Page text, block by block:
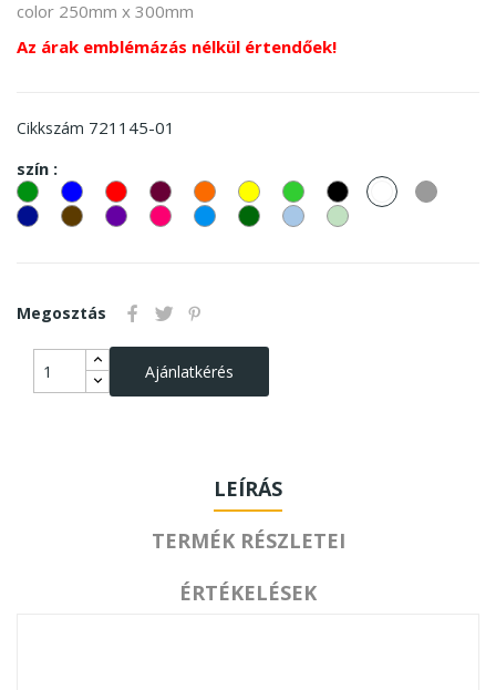
color 250mm x 300mm
Az árak emblémázás nélkül értendőek!
Cikkszám 721145-01
szín :
zöld kek piros BordóNarancssárga
SárgaLime
zöld
Feketefehér Szürke
sötétkékbarnaLila Pink világos
kék
sötétzöldpasztell
kék
pasztell
zöld
Megosztás
Ajánlatkérés
LEÍRÁS
TERMÉK RÉSZLETEI
ÉRTÉKELÉSEK